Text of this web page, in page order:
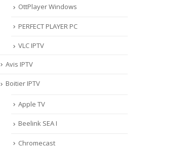
OttPlayer Windows
PERFECT PLAYER PC
VLC IPTV
Avis IPTV
Boitier IPTV
Apple TV
Beelink SEA I
Chromecast